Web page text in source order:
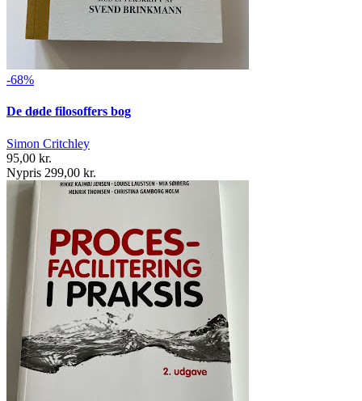
-68%
De døde filosoffers bog
Simon Critchley
95,00 kr.
Nypris 299,00 kr.